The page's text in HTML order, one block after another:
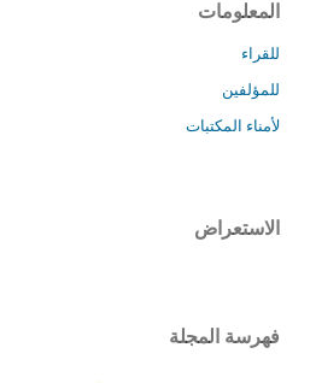
المعلومات
للقراء
للمؤلفين
لأمناء المكتبات
الاستعراض
فهرسة المجلة